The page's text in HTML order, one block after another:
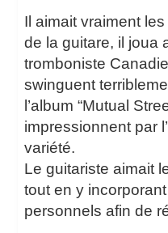
Il aimait vraiment
de la guitare, il joua
tromboniste
swinguent
l’album “Mutual
impressionnent par
variété.
Le guitariste aimait
tout en y
personnels afin de